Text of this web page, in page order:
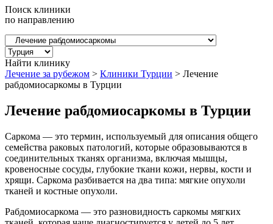
Поиск клиники
по направлению
Найти клинику
Лечение за рубежом > Клиники Турции > Лечение
рабдомиосаркомы в Турции
Лечение рабдомиосаркомы в Турции
Саркома — это термин, используемый для описания общего
семейства раковых патологий, которые образовываются в
соединительных тканях организма, включая мышцы,
кровеносные сосуды, глубокие ткани кожи, нервы, кости и
хрящи. Саркома разбивается на два типа: мягкие опухоли
тканей и костные опухоли.
Рабдомиосаркома — это разновидность саркомы мягких